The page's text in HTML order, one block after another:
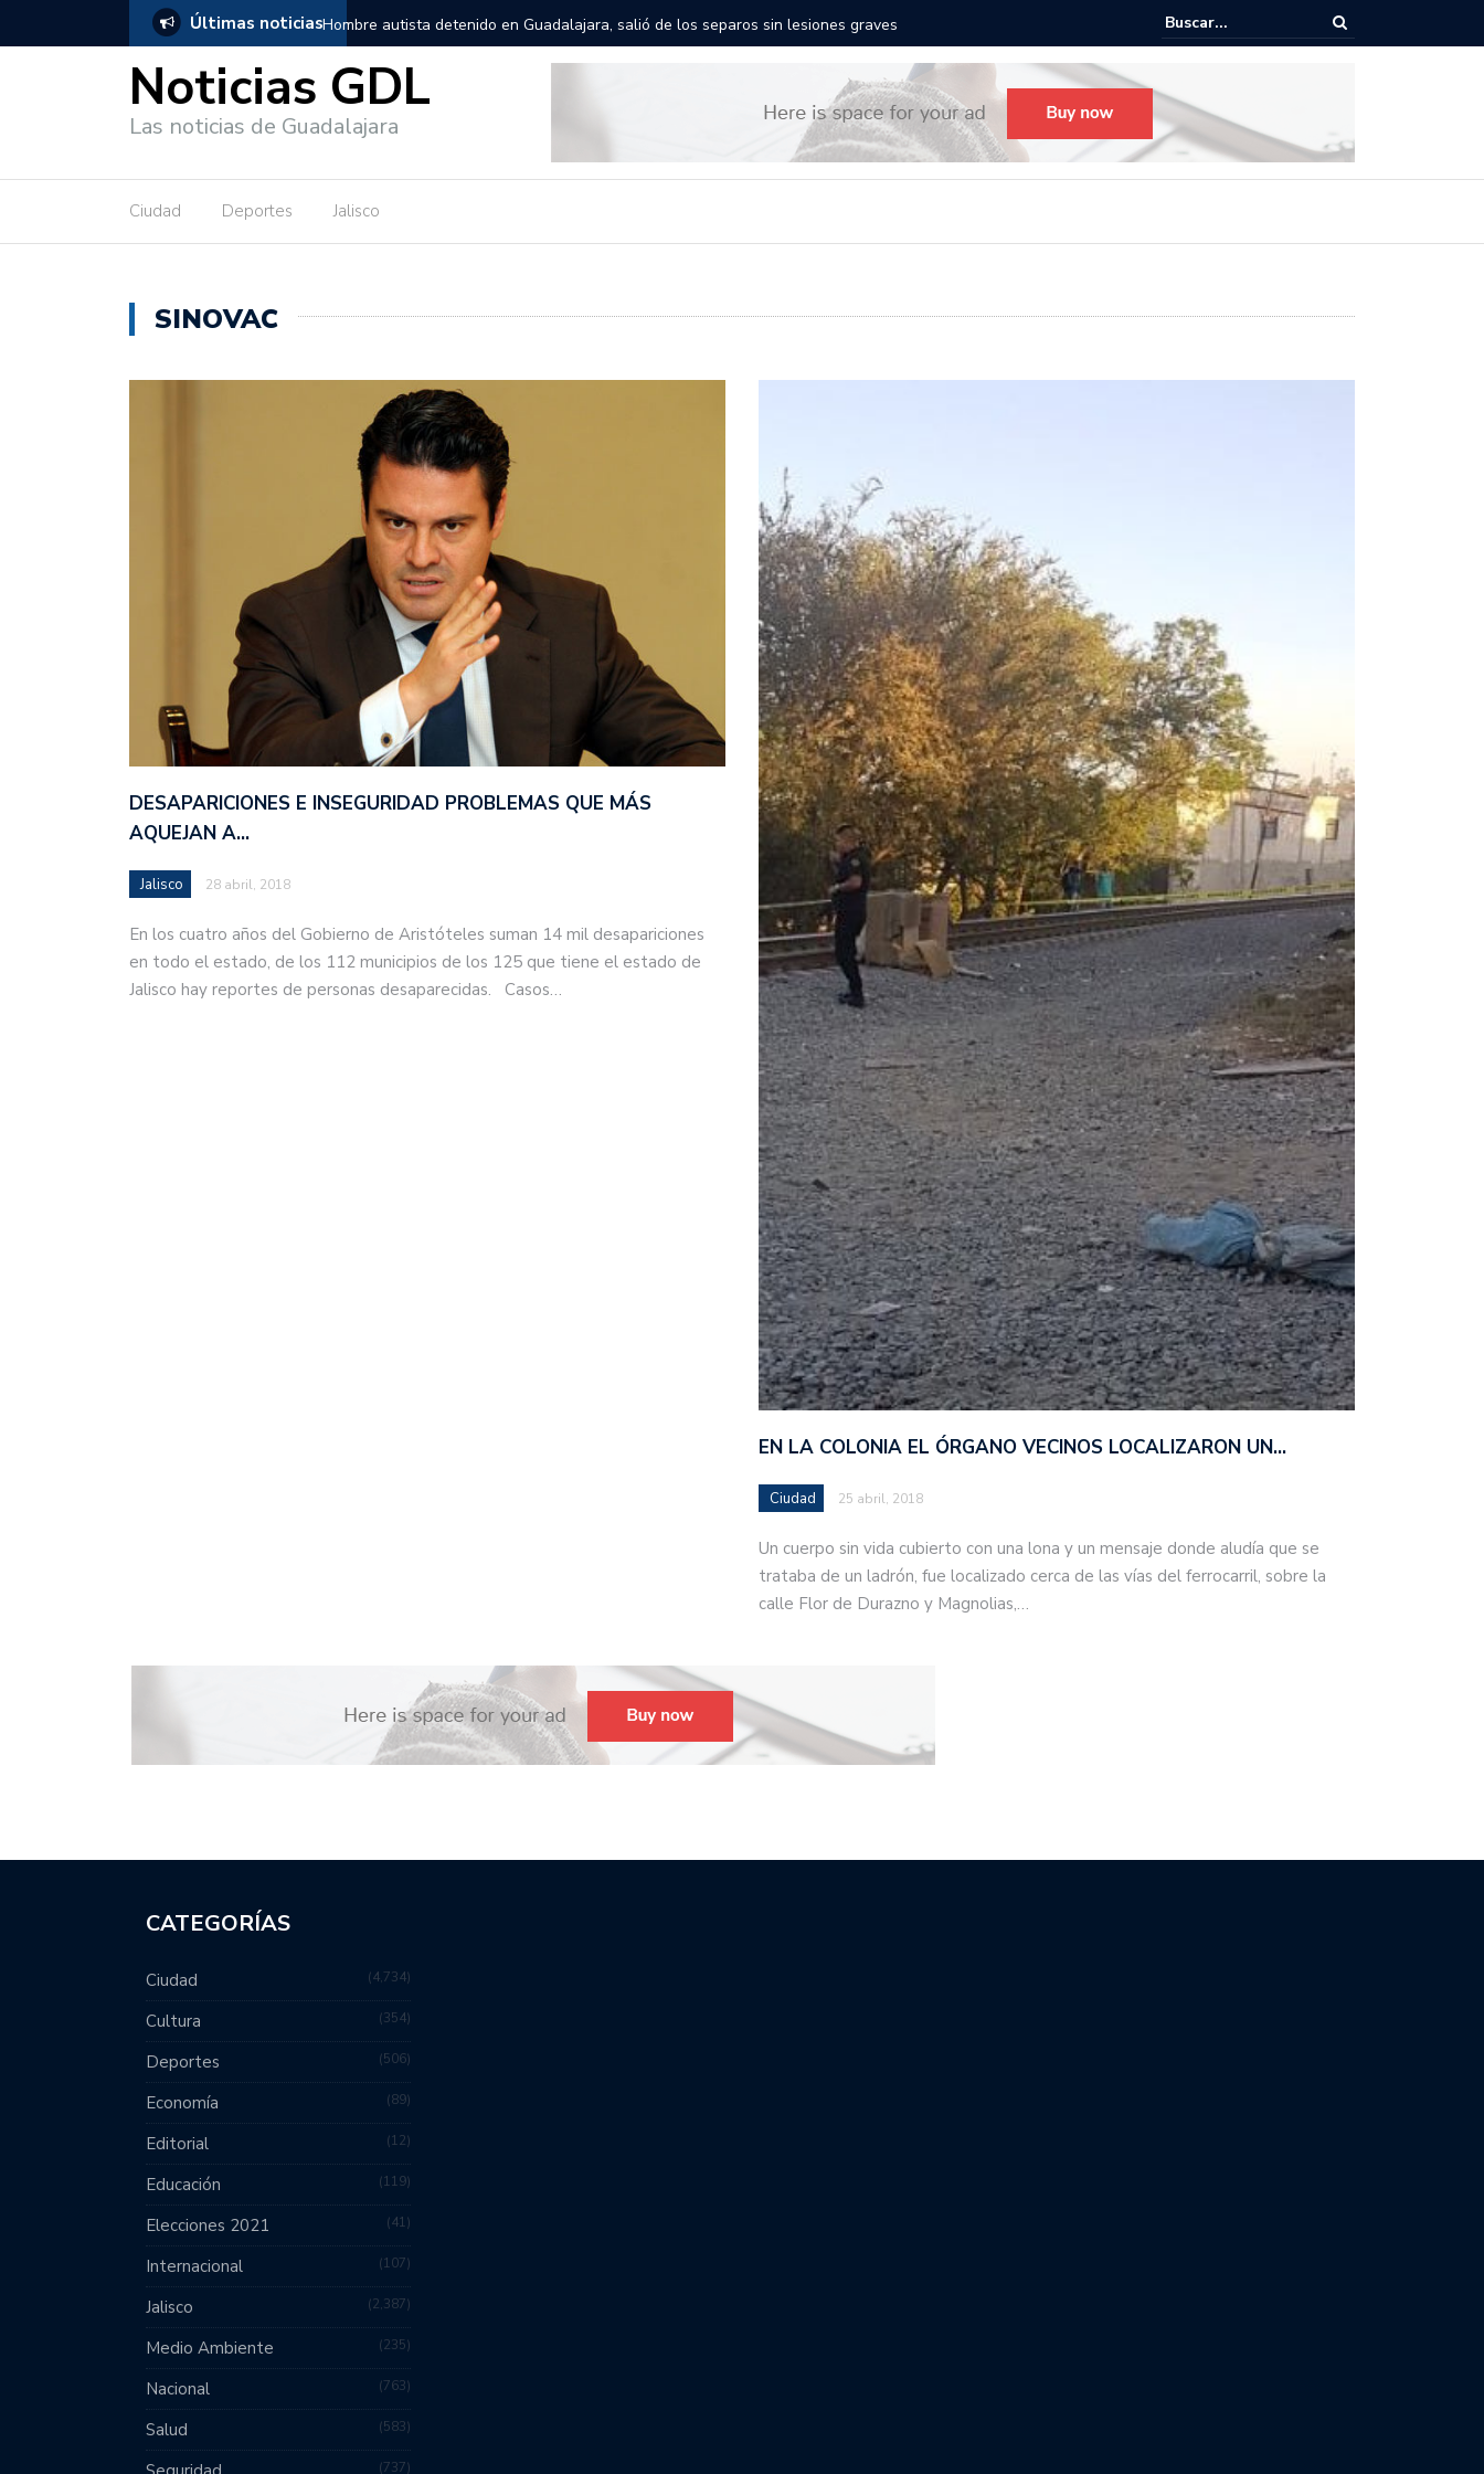
Últimas noticias
en Guadalajara, salió de los separos sin lesiones graves Títeres gigantes recorrerán las calles de Guadalajara: aparta la fecha Todo listo para el Festival Desfile Día de Muertos 2025 en
Noticias GDL
Las noticias de Guadalajara
Ciudad Deportes Jalisco
SINOVAC
DESAPARICIONES E INSEGURIDAD PROBLEMAS QUE MÁS
AQUEJAN A…
Jalisco 28 abril, 2018
En los cuatro años del Gobierno de Aristóteles suman 14 mil desapariciones
en todo el estado, de los 112 municipios de los 125 que tiene el estado de
Jalisco hay reportes de personas desaparecidas. Casos…
EN LA COLONIA EL ÓRGANO VECINOS LOCALIZARON UN…
Ciudad 25 abril, 2018
Un cuerpo sin vida cubierto con una lona y un mensaje donde aludía que se
trataba de un ladrón, fue localizado cerca de las vías del ferrocarril, sobre la
calle Flor de Durazno y Magnolias,…
CATEGORÍAS
Ciudad 4,734
Cultura 354
Deportes 506
Economía 89
Editorial 12
Educación 119
Elecciones 2021 41
Internacional 107
Jalisco 2,387
Medio Ambiente 235
Nacional 763
Salud 583
737